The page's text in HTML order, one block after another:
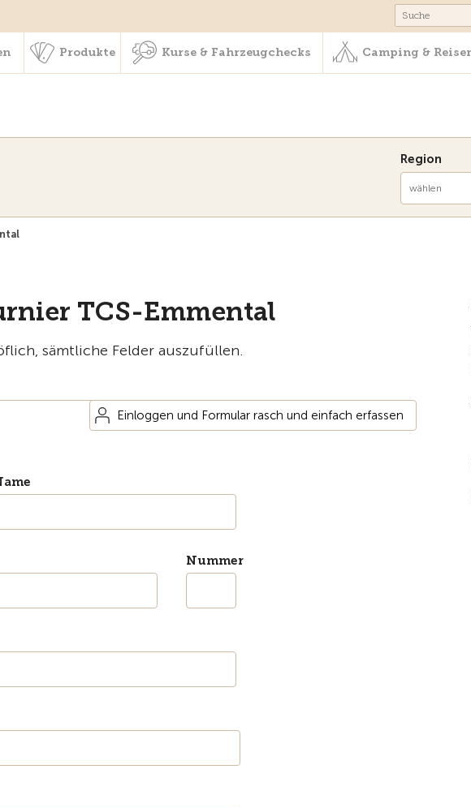
Camping &
Produkte Kurse & Fahrzeugchecks Camping &
Region
wählen
TCS-Emmental
sämtliche Felder auszufüllen.
Einloggen und Formular rasch und einfach erfassen
Nummer